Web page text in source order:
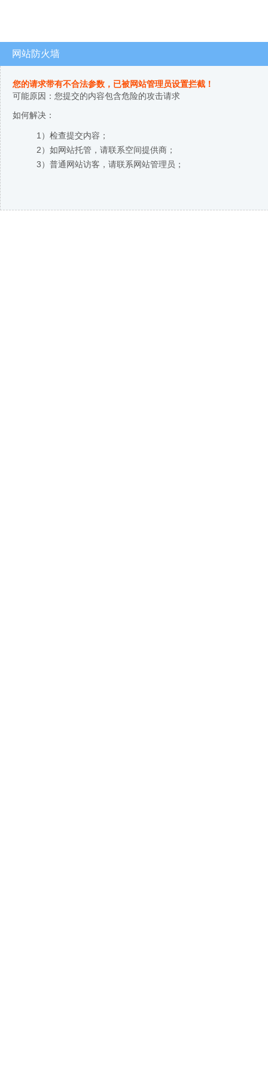
网站防火墙
您的请求带有不合法参数，已被网站管理员设置拦截！
可能原因：您提交的内容包含危险的攻击请求
如何解决：
1）检查提交内容；
2）如网站托管，请联系空间提供商；
3）普通网站访客，请联系网站管理员；